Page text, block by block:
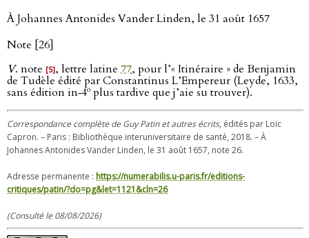
À Johannes Antonides Vander Linden, le 31 août 1657
Note [26]
V. note [5], lettre latine 77, pour l’« Itinéraire » de Benjamin
de Tudèle édité par Constantinus L’Empereur (Leyde, 1633,
sans édition in‑4o plus tardive que j’aie su trouver).
Correspondance complète de Guy Patin et autres écrits, édités par Loïc
Capron. – Paris : Bibliothèque interuniversitaire de santé, 2018. – À
Johannes Antonides Vander Linden, le 31 août 1657, note 26.
Adresse permanente : https://numerabilis.u-paris.fr/editions-
critiques/patin/?do=pg&let=1121&cln=26
(Consulté le 08/08/2026)